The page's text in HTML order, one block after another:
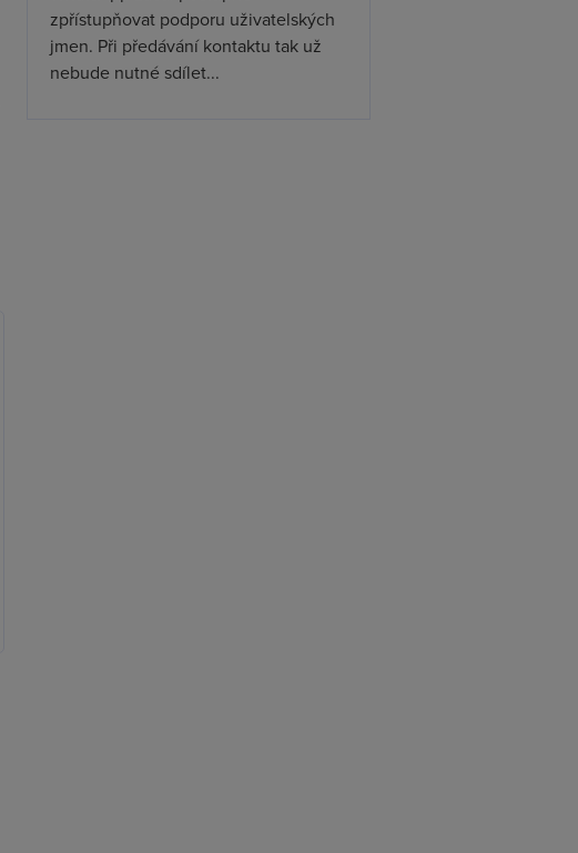
zpřístupňovat podporu uživatelských
jmen. Při předávání kontaktu tak už
nebude nutné sdílet...